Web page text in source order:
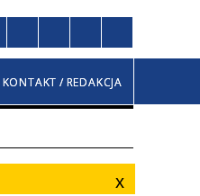
KONTAKT / REDAKCJA